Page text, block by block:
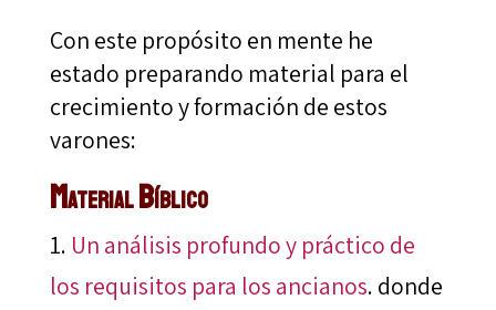
Con este propósito en mente he
estado preparando material para el
crecimiento y formación de estos
varones:
Material Bíblico
Un análisis profundo y práctico de
los requisitos para los ancianos. donde